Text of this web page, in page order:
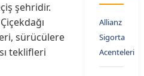
şehridir.
sürücülere
teklifleri
Allianz
Sigorta
Acenteleri